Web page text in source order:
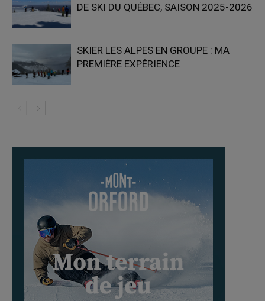
DE SKI DU QUÉBEC, SAISON 2025-2026
SKIER LES ALPES EN GROUPE : MA
PREMIÈRE EXPÉRIENCE